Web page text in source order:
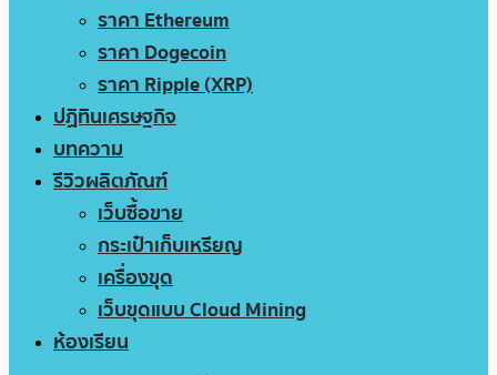
ราคา Ethereum
ราคา Dogecoin
ราคา Ripple (XRP)
ปฏิทินเศรษฐกิจ
บทความ
รีวิวผลิตภัณฑ์
เว็บซื้อขาย
กระเป๋าเก็บเหรียญ
เครื่องขุด
เว็บขุดแบบ Cloud Mining
ห้องเรียน